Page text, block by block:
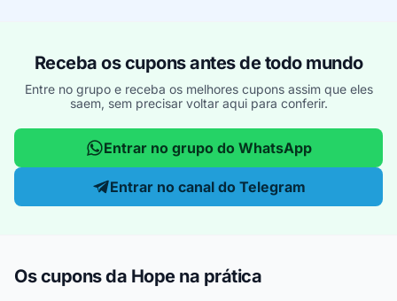
Receba os cupons antes de todo mundo
Entre no grupo e receba os melhores cupons assim que eles
saem, sem precisar voltar aqui para conferir.
Entrar no grupo do WhatsApp
Entrar no canal do Telegram
Os cupons da Hope na prática